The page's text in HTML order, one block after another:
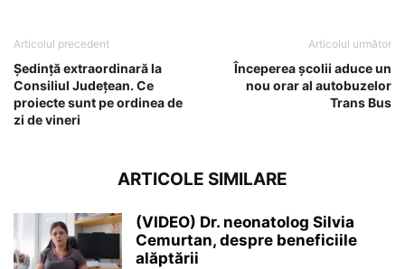
Articolul precedent
Ședință extraordinară la
Consiliul Județean. Ce
proiecte sunt pe ordinea de
zi de vineri
Articolul următor
Începerea școlii aduce un
nou orar al autobuzelor
Trans Bus
ARTICOLE SIMILARE
(VIDEO) Dr. neonatolog Silvia
Cemurtan, despre beneficiile
alăptării